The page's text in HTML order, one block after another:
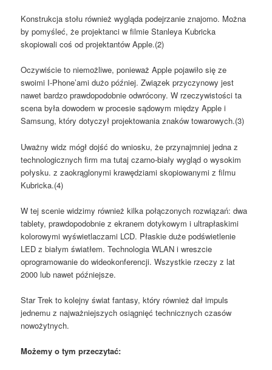
Konstrukcja stołu również wygląda podejrzanie znajomo. Można
by pomyśleć, że projektanci w filmie Stanleya Kubricka
skopiowali coś od projektantów Apple.(2)
Oczywiście to niemożliwe, ponieważ Apple pojawiło się ze
swoimi I-Phone’ami dużo później. Związek przyczynowy jest
nawet bardzo prawdopodobnie odwrócony. W rzeczywistości ta
scena była dowodem w procesie sądowym między Apple i
Samsung, który dotyczył projektowania znaków towarowych.(3)
Uważny widz mógł dojść do wniosku, że przynajmniej jedna z
technologicznych firm ma tutaj czarno-biały wygląd o wysokim
połysku. z zaokrąglonymi krawędziami skopiowanymi z filmu
Kubricka.(4)
W tej scenie widzimy również kilka połączonych rozwiązań: dwa
tablety, prawdopodobnie z ekranem dotykowym i ultrapłaskimi
kolorowymi wyświetlaczami LCD. Płaskie duże podświetlenie
LED z białym światłem. Technologia WLAN i wreszcie
oprogramowanie do wideokonferencji. Wszystkie rzeczy z lat
2000 lub nawet późniejsze.
Star Trek to kolejny świat fantasy, który również dał impuls
jednemu z najważniejszych osiągnięć technicznych czasów
nowożytnych.
Możemy o tym przeczytać: